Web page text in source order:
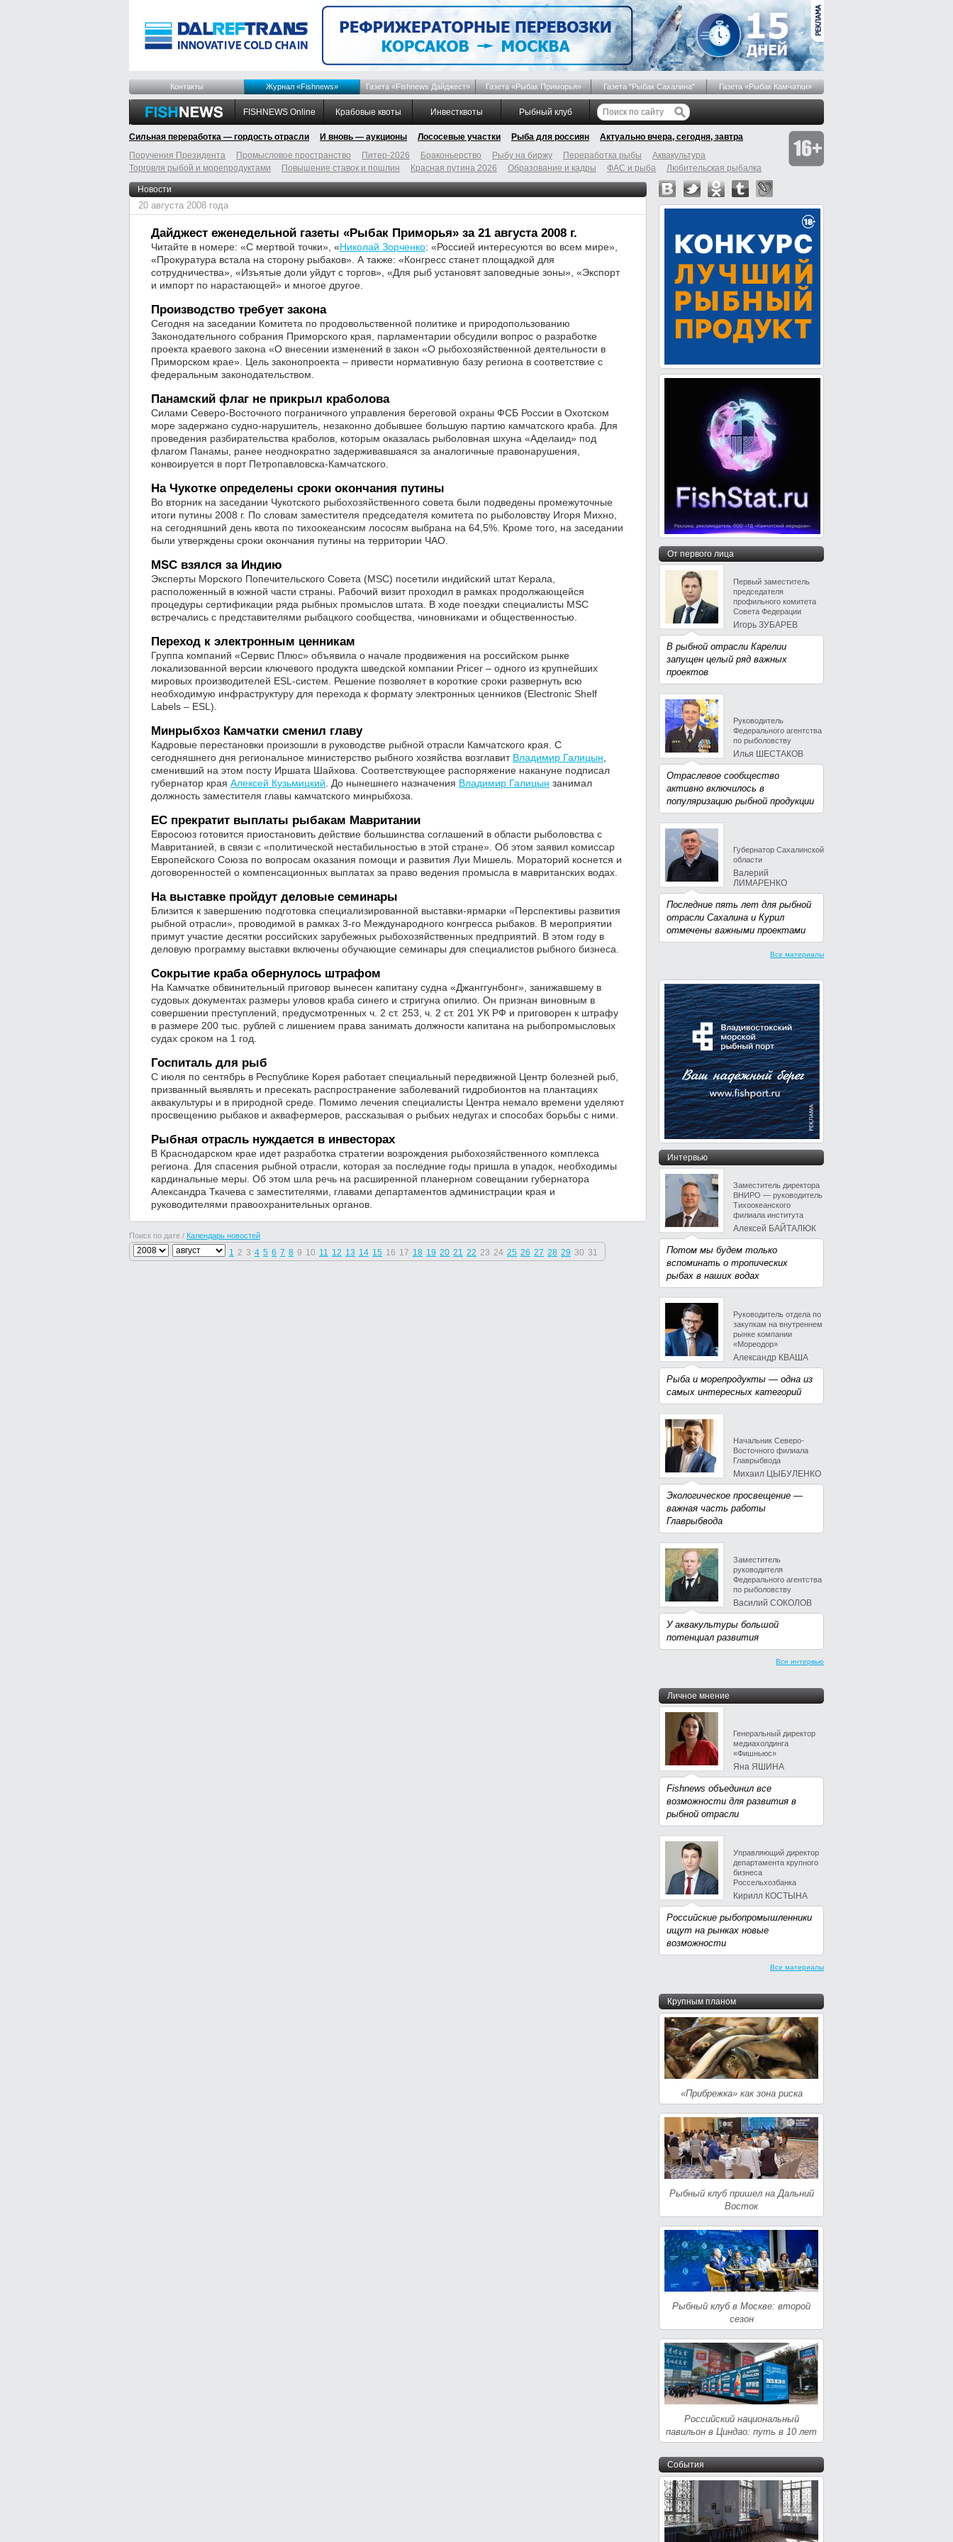
Контакты Журнал «Fishnews» Газета «Fishnews Дайджест» Газета «Рыбак Приморья» Газета "Рыбак Сахалина" Газета «Рыбак Камчатки»
FISHNEWS Online Крабовые квоты Инвестквоты Рыбный клуб
Сильная переработка — гордость отрасли И вновь — аукционы Лососевые участки Рыба для россиян
Актуально вчера, сегодня, завтра
Поручения Президента
Промысловое пространство Питер-2026 Браконьерство Рыбу на биржу Переработка рыбы
Аквакультура
Торговля рыбой и морепродуктами
Повышение ставок и пошлин Красная путина 2026 Образование и кадры ФАС и рыба Любительская рыбалка
Новости
20 августа 2008 года
Дайджест еженедельной газеты «Рыбак Приморья» за 21 августа 2008 г.
Читайте в номере: «С мертвой точки», «Николай Зорченко: «Россией интересуются во всем мире»,
«Прокуратура встала на сторону рыбаков». А также: «Конгресс станет площадкой для
сотрудничества», «Изъятые доли уйдут с торгов», «Для рыб установят заповедные зоны», «Экспорт
и импорт по нарастающей» и многое другое.
Производство требует закона
Сегодня на заседании Комитета по продовольственной политике и природопользованию
Законодательного собрания Приморского края, парламентарии обсудили вопрос о разработке
проекта краевого закона «О внесении изменений в закон «О рыбохозяйственной деятельности в
Приморском крае». Цель законопроекта – привести нормативную базу региона в соответствие с
федеральным законодательством.
Панамский флаг не прикрыл краболова
Силами Северо-Восточного пограничного управления береговой охраны ФСБ России в Охотском
море задержано судно-нарушитель, незаконно добывшее большую партию камчатского краба. Для
проведения разбирательства краболов, которым оказалась рыболовная шхуна «Аделаид» под
флагом Панамы, ранее неоднократно задерживавшаяся за аналогичные правонарушения,
конвоируется в порт Петропавловска-Камчатского.
На Чукотке определены сроки окончания путины
Во вторник на заседании Чукотского рыбохозяйственного совета были подведены промежуточные
итоги путины 2008 г. По словам заместителя председателя комитета по рыболовству Игоря Михно,
на сегодняшний день квота по тихоокеанским лососям выбрана на 64,5%. Кроме того, на заседании
были утверждены сроки окончания путины на территории ЧАО.
MSC взялся за Индию
Эксперты Морского Попечительского Совета (MSC) посетили индийский штат Керала,
расположенный в южной части страны. Рабочий визит проходил в рамках продолжающейся
процедуры сертификации ряда рыбных промыслов штата. В ходе поездки специалисты MSC
встречались с представителями рыбацкого сообщества, чиновниками и общественностью.
Переход к электронным ценникам
Группа компаний «Сервис Плюс» объявила о начале продвижения на российском рынке
локализованной версии ключевого продукта шведской компании Pricer – одного из крупнейших
мировых производителей ESL-систем. Решение позволяет в короткие сроки развернуть всю
необходимую инфраструктуру для перехода к формату электронных ценников (Electronic Shelf
Labels – ESL).
Минрыбхоз Камчатки сменил главу
Кадровые перестановки произошли в руководстве рыбной отрасли Камчатского края. С
сегодняшнего дня региональное министерство рыбного хозяйства возглавит Владимир Галицын
сменивший на этом посту Иршата Шайхова. Соответствующее распоряжение накануне подписал
губернатор края Алексей Кузьмицкий . До нынешнего назначения Владимир Галицын занимал
должность заместителя главы камчатского минрыбхоза.
ЕС прекратит выплаты рыбакам Мавритании
Евросоюз готовится приостановить действие большинства соглашений в области рыболовства с
Мавританией, в связи с «политической нестабильностью в этой стране». Об этом заявил комиссар
Европейского Союза по вопросам оказания помощи и развития Луи Мишель. Мораторий коснется и
договоренностей о компенсационных выплатах за право ведения промысла в мавританских водах.
На выставке пройдут деловые семинары
Близится к завершению подготовка специализированной выставки-ярмарки «Перспективы развития
рыбной отрасли», проводимой в рамках 3-го Международного конгресса рыбаков. В мероприятии
примут участие десятки российских зарубежных рыбохозяйственных предприятий. В этом году в
деловую программу выставки включены обучающие семинары для специалистов рыбного бизнеса.
Сокрытие краба обернулось штрафом
На Камчатке обвинительный приговор вынесен капитану судна «Джанггунбонг», занижавшему в
судовых документах размеры уловов краба синего и стригуна опилио. Он признан виновным в
совершении преступлений, предусмотренных ч. 2 ст. 253, ч. 2 ст. 201 УК РФ и приговорен к штрафу
в размере 200 тыс. рублей с лишением права занимать должности капитана на рыбопромысловых
судах сроком на 1 год.
Госпиталь для рыб
С июля по сентябрь в Республике Корея работает специальный передвижной Центр болезней рыб,
призванный выявлять и пресекать распространение заболеваний гидробионтов на плантациях
аквакультуры и в природной среде. Помимо лечения специалисты Центра немало времени уделяют
просвещению рыбаков и аквафермеров, рассказывая о рыбьих недугах и способах борьбы с ними.
Рыбная отрасль нуждается в инвесторах
В Краснодарском крае идет разработка стратегии возрождения рыбохозяйственного комплекса
региона. Для спасения рыбной отрасли, которая за последние годы пришла в упадок, необходимы
кардинальные меры. Об этом шла речь на расширенной планерном совещании губернатора
Александра Ткачева с заместителями, главами департаментов администрации края и
руководителями правоохранительных органов.
Поиск по дате / Календарь новостей
1 2 3 4 5 6 7 8 9 10 11 12 13 14 15 16 17 18 19 20 21 22 23 24 25 26 27 28 29 30 31
От первого лица
Первый заместитель
председателя
профильного комитета
Совета Федерации
Игорь ЗУБАРЕВ
В рыбной отрасли Карелии
запущен целый ряд важных
проектов
Руководитель
Федерального агентства
по рыболовству
Илья ШЕСТАКОВ
Отраслевое сообщество
активно включилось в
популяризацию рыбной продукции
Губернатор Сахалинской
области
Валерий
ЛИМАРЕНКО
Последние пять лет для рыбной
отрасли Сахалина и Курил
отмечены важными проектами
Все материалы
Интервью
Заместитель директора
ВНИРО — руководитель
Тихоокеанского
филиала института
Алексей БАЙТАЛЮК
Потом мы будем только
вспоминать о тропических
рыбах в наших водах
Руководитель отдела по
закупкам на внутреннем
рынке компании
«Мореодор»
Александр КВАША
Рыба и морепродукты — одна из
самых интересных категорий
Начальник Северо-
Восточного филиала
Главрыбвода
Михаил ЦЫБУЛЕНКО
Экологическое просвещение —
важная часть работы
Главрыбвода
Заместитель
руководителя
Федерального агентства
по рыболовству
Василий СОКОЛОВ
У аквакультуры большой
потенциал развития
Все интервью
Личное мнение
Генеральный директор
медиахолдинга
«Фишньюс»
Яна ЯШИНА
Fishnews объединил все
возможности для развития в
рыбной отрасли
Управляющий директор
департамента крупного
бизнеса
Россельхозбанка
Кирилл КОСТЫНА
Российские рыбопромышленники
ищут на рынках новые
возможности
Все материалы
Крупным планом
«Прибрежка» как зона риска
Рыбный клуб пришел на Дальний
Восток
Рыбный клуб в Москве: второй
сезон
Российский национальный
павильон в Циндао: путь в 10 лет
События